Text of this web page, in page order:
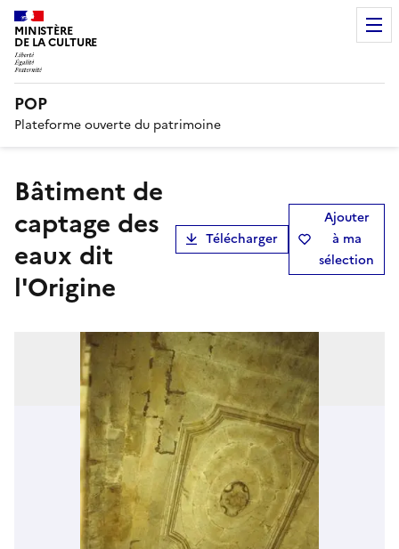
MINISTÈRE
DE LA CULTURE
POP
Plateforme ouverte du patrimoine
bâtiment de
captage des
eaux dit
l'Origine
Télécharger
Ajouter
à ma
sélection